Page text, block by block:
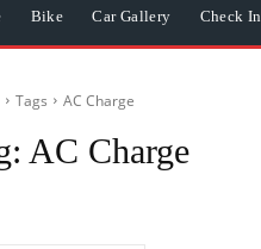
Bike Car Gallery Check In
Tags AC Charge
AC Charge